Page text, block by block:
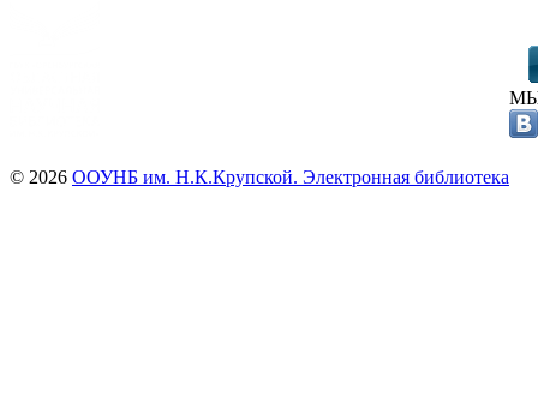
© 2026 ООУНБ им. Н.К.Крупской. Электронная библиотека